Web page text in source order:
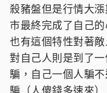
殺豬盤但是行情大
市最終完成了自己
也有這個特性對著
對自己人則是到了
騙，自己一個人騙
騙（人傻錢多速來